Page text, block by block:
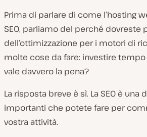
Prima di parlare di come l’hosting
SEO, parliamo del perché dovreste
dell’ottimizzazione per i motori di
molte cose da fare: investire tempo
vale davvero la pena?
La risposta breve è sì. La SEO è una
importanti che potete fare per
vostra attività.